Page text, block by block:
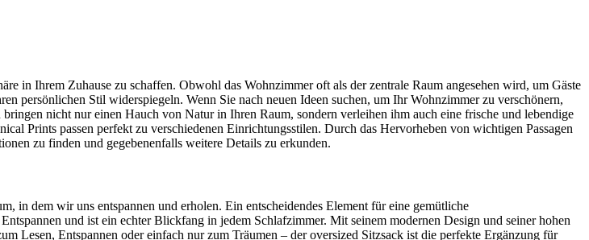
in Ihrem Zuhause zu schaffen. Obwohl das Wohnzimmer oft als der zentrale Raum angesehen wird, um Gäste
persönlichen Stil widerspiegeln. Wenn Sie nach neuen Ideen suchen, um Ihr Wohnzimmer zu verschönern,
nicht nur einen Hauch von Natur in Ihren Raum, sondern verleihen ihm auch eine frische und lebendige
Prints passen perfekt zu verschiedenen Einrichtungsstilen. Durch das Hervorheben von wichtigen Passagen
zu finden und gegebenenfalls weitere Details zu erkunden.
in dem wir uns entspannen und erholen. Ein entscheidendes Element für eine gemütliche
und ist ein echter Blickfang in jedem Schlafzimmer. Mit seinem modernen Design und seiner hohen
Lesen, Entspannen oder einfach nur zum Träumen – der oversized Sitzsack ist die perfekte Ergänzung für